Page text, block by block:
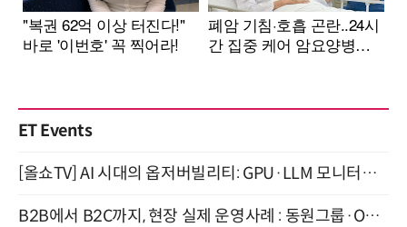
ET Events
[올쇼TV] AI 시대의 옵저버빌리티: GPU·LLM 모니터링부터 AI 기반 장애 대응까지 (8/11 생방송)
B2B에서 B2C까지, 현장 실제 운영사례 : 동원그룹·OCI·다이닝브랜즈그룹·당근 (8/27)